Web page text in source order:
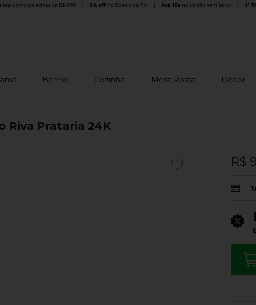
Banho Cozinha Mesa Posta Décor
Riva Prataria 24K
R$